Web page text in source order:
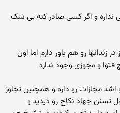
نداره و اگر کسی صادر کنه بی شک
زندانها رو هم باور دارم اما اون
و مجوزی وجود ندارد
مجازات رو داره و همچنین تجاوز
تسنن جهاد نکاح رو دیدید و